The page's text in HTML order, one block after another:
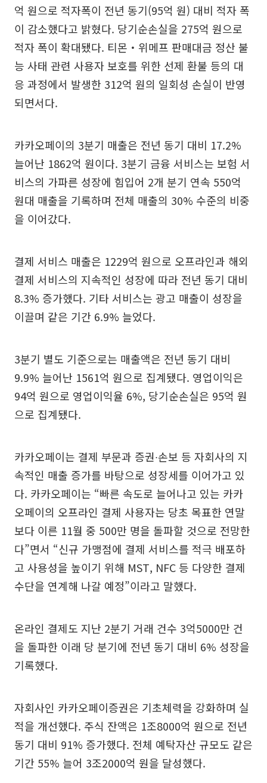
억 원으로 적자폭이 전년 동기(95억 원) 대비 적자 폭
이 감소했다고 밝혔다. 당기순손실을 275억 원으로
적자 폭이 확대됐다. 티몬・위메프 판매대금 정산 불
능 사태 관련 사용자 보호를 위한 선제 환불 등의 대
응 과정에서 발생한 312억 원의 일회성 손실이 반영
되면서다.
카카오페이의 3분기 매출은 전년 동기 대비 17.2%
늘어난 1862억 원이다. 3분기 금융 서비스는 보험 서
비스의 가파른 성장에 힘입어 2개 분기 연속 550억
원대 매출을 기록하며 전체 매출의 30% 수준의 비중
을 이어갔다.
결제 서비스 매출은 1229억 원으로 오프라인과 해외
결제 서비스의 지속적인 성장에 따라 전년 동기 대비
8.3% 증가했다. 기타 서비스는 광고 매출이 성장을
이끌며 같은 기간 6.9% 늘었다.
3분기 별도 기준으로는 매출액은 전년 동기 대비
9.9% 늘어난 1561억 원으로 집계됐다. 영업이익은
94억 원으로 영업이익율 6%, 당기순손실은 95억 원
으로 집계됐다.
카카오페이는 결제 부문과 증권∙손보 등 자회사의 지
속적인 매출 증가를 바탕으로 성장세를 이어가고 있
다. 카카오페이는 “빠른 속도로 늘어나고 있는 카카
오페이의 오프라인 결제 사용자는 당초 목표한 연말
보다 이른 11월 중 500만 명을 돌파할 것으로 전망한
다”면서 “신규 가맹점에 결제 서비스를 적극 배포하
고 사용성을 높이기 위해 MST, NFC 등 다양한 결제
수단을 연계해 나갈 예정”이라고 말했다.
온라인 결제도 지난 2분기 거래 건수 3억5000만 건
을 돌파한 이래 당 분기에 전년 동기 대비 6% 성장을
기록했다.
자회사인 카카오페이증권은 기초체력을 강화하며 실
적을 개선했다. 주식 잔액은 1조8000억 원으로 전년
동기 대비 91% 증가했다. 전체 예탁자산 규모도 같은
기간 55% 늘어 3조2000억 원을 달성했다.